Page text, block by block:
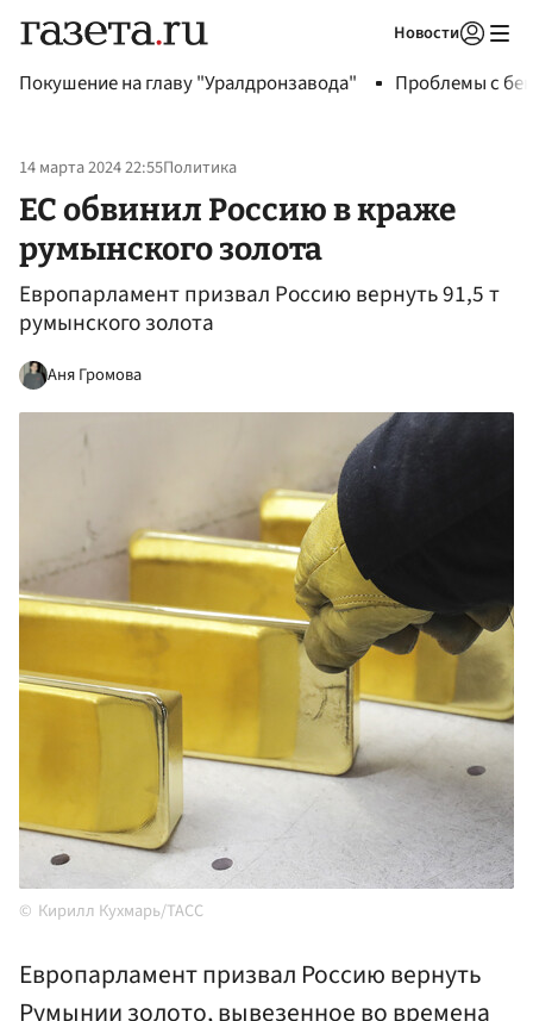
Новости
Покушение на главу "Уралдронзавода" Проблемы с
14 марта 2024 22:55Политика
ЕС обвинил Россию в краже
румынского золота
Европарламент призвал Россию вернуть 91,5 т
румынского золота
Аня Громова
Кирилл Кухмарь/ТАСС
Европарламент призвал Россию вернуть
Румынии золото, вывезенное во времена